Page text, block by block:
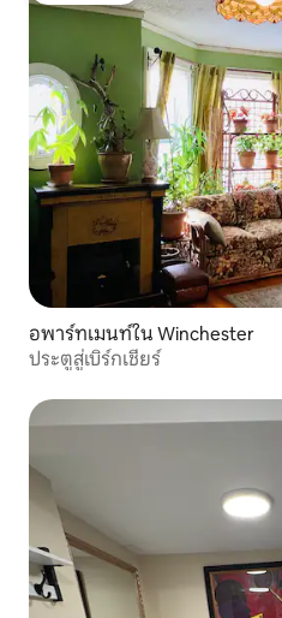
อพาร์ทเมนท์ใน Winchester
ประตูสู่เบิร์กเชียร์